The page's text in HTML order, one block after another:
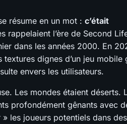
résume en un mot : c’était
rappelaient l’ère de Second
dans les années 2000. En
dignes d’un jeu mobile
envers les utilisateurs.
Les mondes étaient déserts.
profondément gênants avec
les joueurs potentiels dans des